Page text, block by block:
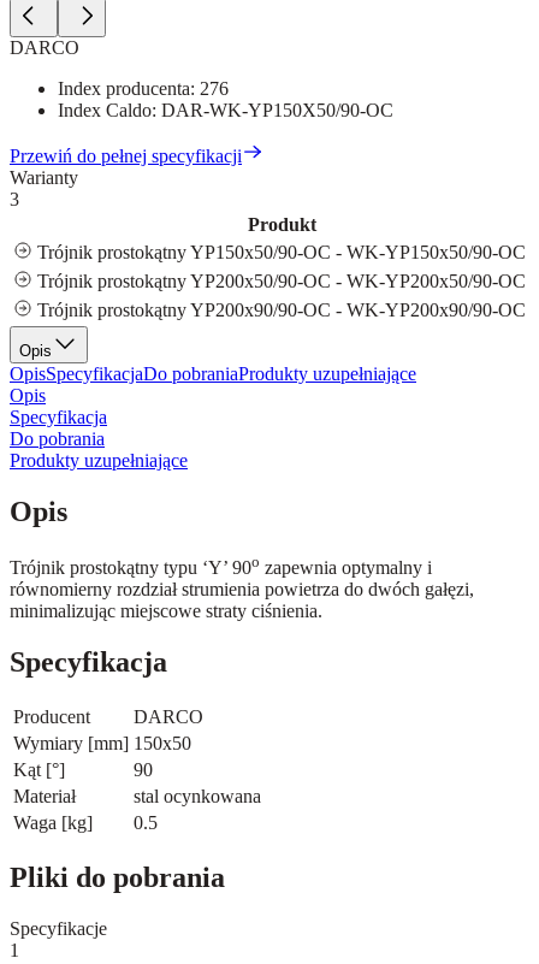
DARCO
Index producenta: 276
Index Caldo: DAR-WK-YP150X50/90-OC
Przewiń do pełnej specyfikacji
Warianty
3
Produkt
Trójnik prostokątny YP150x50/90-OC - WK-YP150x50/90-OC
Trójnik prostokątny YP200x50/90-OC - WK-YP200x50/90-OC
Trójnik prostokątny YP200x90/90-OC - WK-YP200x90/90-OC
Opis
OpisSpecyfikacjaDo pobraniaProdukty uzupełniające
Opis
Specyfikacja
Do pobrania
Produkty uzupełniające
Opis
Trójnik prostokątny typu ‘Y’ 90o zapewnia optymalny i
równomierny rozdział strumienia powietrza do dwóch gałęzi,
minimalizując miejscowe straty ciśnienia.
Specyfikacja
Producent
DARCO
Wymiary [mm] 150x50
Kąt [°]
90
Materiał
stal ocynkowana
Waga [kg]
0.5
Pliki do pobrania
Specyfikacje
1